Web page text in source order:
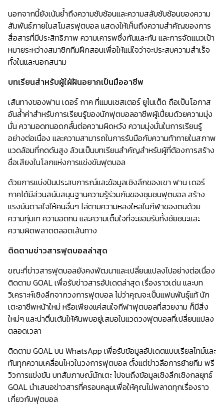
นอกจากนี้ยังเน้นย้ำถึงความซับซ้อนและความสลับซับซ้อนของความ
สัมพันธ์ภายในสโมสรฟุตบอล แสดงให้เห็นถึงความสำคัญของการ
สื่อสารที่มีประสิทธิภาพ ความเคารพซึ่งกันและกัน และการจัดแนวเป้า
หมายระหว่างสมาชิกทีมฝึกสอนเพื่อให้แน่ใจว่าจะประสบความสำเร็จ
ทั้งในและนอกสนาม
บทเรียนสำหรับผู้ใฝ่ฝันอยากเป็นมืออาชีพ
เส้นทางของฟาน เดอร์ กาค ที่แมนเชสเตอร์ ยูไนเต็ด ถือเป็นโอกาส
อันล้ำค่าสำหรับการเรียนรู้ของนักฟุตบอลอาชีพผู้เปี่ยมด้วยความมุ่ง
มั่น ความอดทนอดกลั้นต่อความผิดหวัง ความมุ่งมั่นในการเรียนรู้
อย่างต่อเนื่อง และความสามารถในการรับมือกับความท้าทายในสภาพ
แวดล้อมที่กดดันสูง ล้วนเป็นบทเรียนสำคัญสำหรับผู้ที่ต้องการสร้าง
ชื่อเสียงในโลกแห่งการแข่งขันฟุตบอล
ด้วยการแบ่งปันประสบการณ์และข้อมูลเชิงลึกของเขา ฟาน เดอร์
กาคได้มีส่วนสนับสนุนฐานความรู้ร่วมกันของชุมชนฟุตบอล สร้าง
แรงบันดาลใจให้คนอื่นๆ ไล่ตามความหลงใหลในกีฬาของตนด้วย
ความทุ่มเท ความอดทน และความเต็มใจที่จะยอมรับทั้งชัยชนะและ
ความผิดพลาดตลอดเส้นทาง
ติดตามข่าวสารฟุตบอลล่าสุด
ขณะที่ข่าวสารฟุตบอลยังคงพัฒนาและเปลี่ยนแปลงไปอย่างต่อเนื่อง
ติดตาม GOAL เพื่อรับข่าวสารอัปเดตล่าสุด เรื่องราวเด่น และบท
วิเคราะห์เชิงลึกจากวงการฟุตบอล ไม่ว่าคุณจะเป็นแฟนพันธุ์แท้ นัก
เตะอาชีพหน้าใหม่ หรือเพียงแค่สนใจกีฬาฟุตบอลที่สวยงาม ก็มีสิ่ง
ใหม่ๆ และน่าตื่นเต้นให้ค้นพบอยู่เสมอในแวดวงฟุตบอลที่เปลี่ยนแปลง
ตลอดเวลา
ติดตาม GOAL บน WhatsApp เพื่อรับข้อมูลอัปเดตแบบเรียลไทม์และ
ทันทุกความเคลื่อนไหวในวงการฟุตบอล ตั้งแต่ข่าวลือการย้ายทีม พรี
วิวการแข่งขัน บทสัมภาษณ์นักเตะ ไปจนถึงข้อมูลเชิงลึกเชิงกลยุทธ์
GOAL นำเสนอข่าวสารที่ครอบคลุมเพื่อให้คุณไม่พลาดทุกเรื่องราว
เกี่ยวกับฟุตบอล